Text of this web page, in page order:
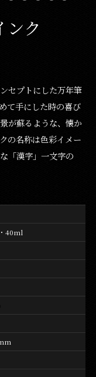
ンク
セプトにした万年筆
て手にした時の喜び
が蘇るような、懐か
の名称は色彩イメー
「漢字」一文字の
40ml